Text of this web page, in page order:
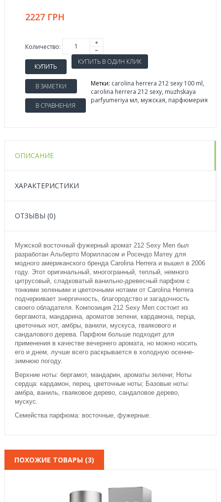
2227 ГРН
Количество:
КУПИТЬ
В ЗАМЕТКИ
В СРАВНЕНИЯ
Метки: carolina herrera 212 sexy 100 ml,
carolina herrera 212 sexy, muzhskaya
parfyumeriya мл, мужская, парфюмерия
ОПИСАНИЕ
ХАРАКТЕРИСТИКИ
ОТЗЫВЫ (0)
Мужской восточный фужерный аромат 212 Sexy Men был
разработан Альберто Морилласом и Росендо Матеу для
модного американского бренда Carolina Herrera и вышел в 2006
году. Этот оригинальный, многогранный, теплый, немного
цитрусовый, сладковатый ванильно-древесный парфюм с
тонкими зелеными и цветочными нотами от Carolina Herrera
подчеркивает энергичность, благородство и загадочность
своего обладателя. Композиция 212 Sexy Men состоит из
бергамота, мандарина, ароматов зелени, кардамона, перца,
цветочных нот, амбры, ванили, мускуса, гваякового и
сандалового дерева. Парфюм больше подходит для
применения в качестве вечернего аромата, но можно носить
его и днем, лучше всего раскрывается в холодную осенне-
зимнюю погоду.
Верхние ноты: бергамот, мандарин, ароматы зелени; Ноты
сердца: кардамон, перец, цветочные ноты; Базовые ноты:
амбра, ваниль, гваяковое дерево, сандаловое дерево,
мускус.
Семейства парфюма: восточные, фужерные.
ПОХОЖИЕ ТОВАРЫ (3)